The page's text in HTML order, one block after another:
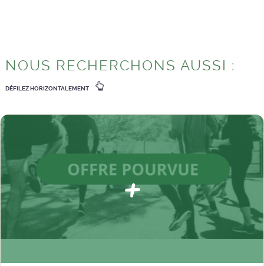
NOUS RECHERCHONS AUSSI :
DÉFILEZ HORIZONTALEMENT
+